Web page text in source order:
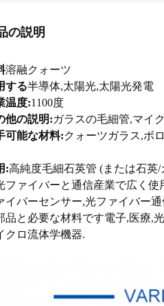
の説明
溶融クォーツ
する半導体,太陽光,太陽光発電
温度:1100度
他の説明:ガラスの毛細管,マイ
可能な材料:クォーツガラス,ボ
:高純度毛細石英管 (または石英
ファイバーと通信産業で広く
イバーセンサー,光ファイバー
品と必要な材料です電子,医療,
クロ流体学機器.